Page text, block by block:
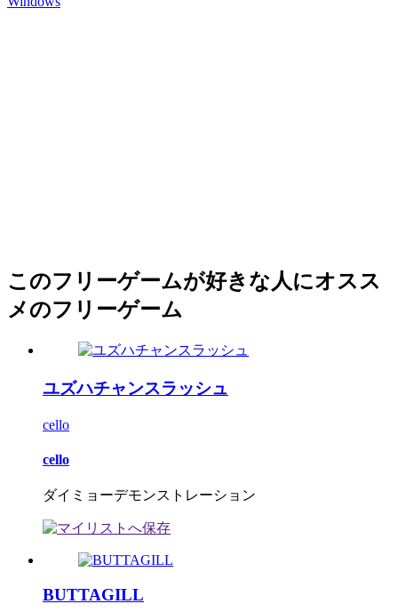
このフリーゲームが好きな人にオスス
メのフリーゲーム
ユズハチャンスラッシュ
cello
cello
ダイミョーデモンストレーション
BUTTAGILL